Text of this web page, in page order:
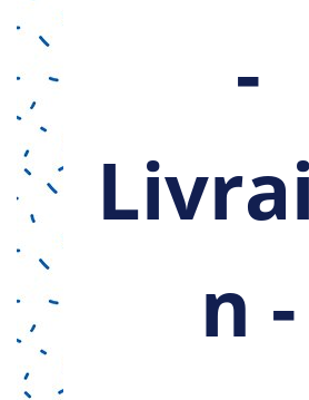
-
n -